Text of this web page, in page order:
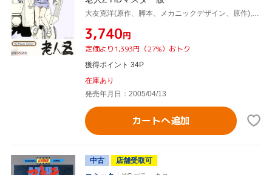
¥3,740円
定価より1,393円（27%）おトク
獲得ポイント 34P
在庫あり
発売年月日：2005/04/13
カートへ追加
中古
店舗受取可